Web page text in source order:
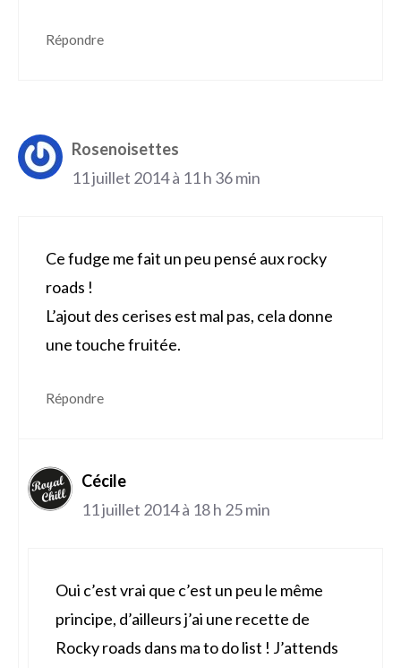
Répondre
Rosenoisettes
11 juillet 2014 à 11 h 36 min
Ce fudge me fait un peu pensé aux rocky
roads !
L’ajout des cerises est mal pas, cela donne
une touche fruitée.
Répondre
Cécile
11 juillet 2014 à 18 h 25 min
Oui c’est vrai que c’est un peu le même
principe, d’ailleurs j’ai une recette de
Rocky roads dans ma to do list ! J’attends